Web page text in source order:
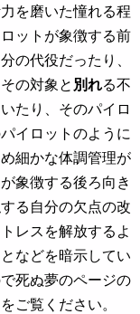
を磨いた憧れる程
ットが象徴する前
の代役だったり、
の対象と 別れる不
たり、そのパイロ
イロットのように
細かな体調管理が
象徴する後ろ向き
る自分の欠点の改
レスを解放するよ
などを暗示してい
死ぬ夢のページの
ご覧ください。